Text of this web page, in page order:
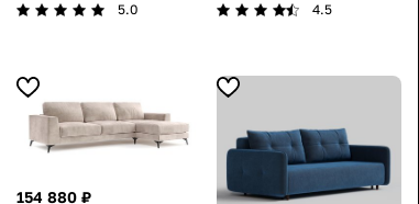
5.0 4.5
154 880 ₽